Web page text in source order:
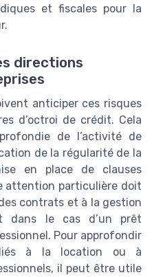
et fiscales pour la
directions
anticiper ces risques
d’octroi de crédit. Cela
de l’activité de
de la régularité de la
en place de clauses
attention particulière doit
contrats et à la gestion
dans le cas d’un prêt
Pour approfondir
à la location ou à
il peut être utile